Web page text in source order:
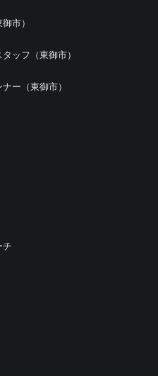
市）
ッフ（東御市）
ー（東御市）
チ